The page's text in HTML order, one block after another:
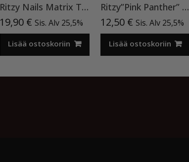
Ritzy Nails Matrix Top ”Ultra Shine”15ml TPO vapaa
19,90 € Sis. Alv 25,5%
Lisää ostoskoriin
Ritzy”Pink Panther” 200, Cat Eye
12,50 € Sis. Alv 25,5%
Lisää ostoskoriin